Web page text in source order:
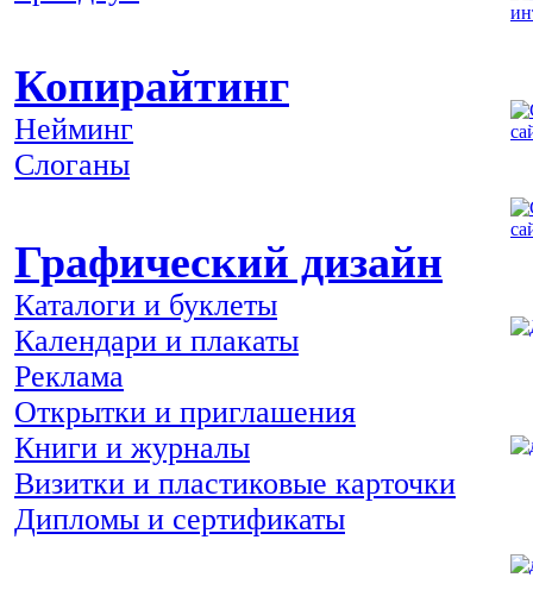
Копирайтинг
Нейминг
Слоганы
Графический дизайн
Каталоги и буклеты
Календари и плакаты
Реклама
Открытки и приглашения
Книги и журналы
Визитки и пластиковые карточки
Дипломы и сертификаты